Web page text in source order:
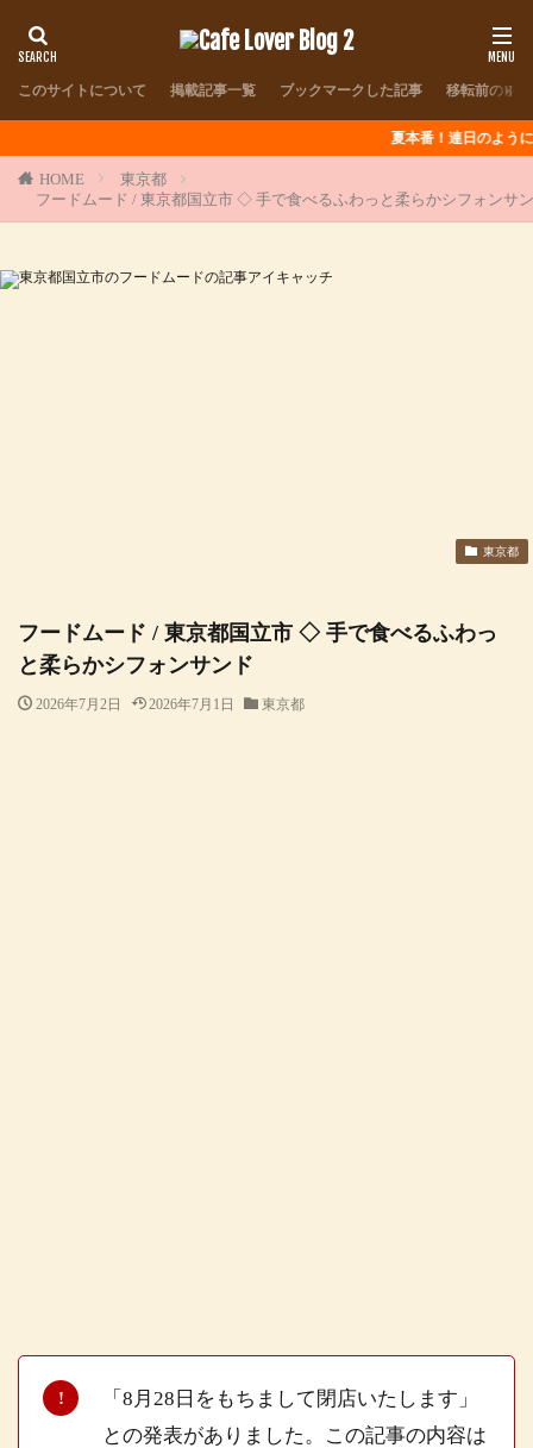
このサイトについて 掲載記事一覧 ブックマークした記事 移転前のブ
夏本番！連日のように猛暑が続き
HOME
東京都
フードムード / 東京都国立市 ◇ 手で食べるふわっと柔らかシフォンサ
フードムード / 東京都国立市 ◇ 手で食べるふわっ
と柔らかシフォンサンド
2026年7月2日 2026年7月1日 東京都
東京都
「8月28日をもちまして閉店いたします」
との発表がありました。この記事の内容は